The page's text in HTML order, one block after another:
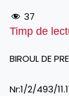
37
Timp de
BIROUL DE
Nr:1/2/493/